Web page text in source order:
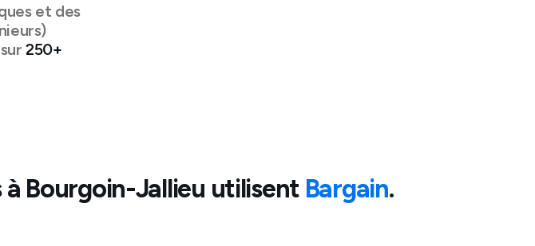
et des
sur 250+
à Bourgoin-Jallieu utilisent Bargain.